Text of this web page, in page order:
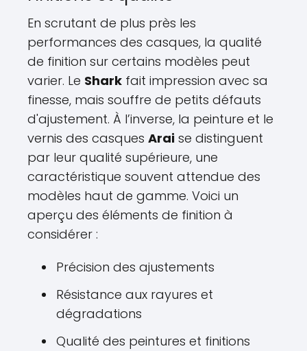
En scrutant de plus près les
performances des casques, la qualité
de finition sur certains modèles peut
varier. Le Shark fait impression avec sa
finesse, mais souffre de petits défauts
d'ajustement. À l’inverse, la peinture et le
vernis des casques Arai se distinguent
par leur qualité supérieure, une
caractéristique souvent attendue des
modèles haut de gamme. Voici un
aperçu des éléments de finition à
considérer :
Précision des ajustements
Résistance aux rayures et
dégradations
Qualité des peintures et finitions